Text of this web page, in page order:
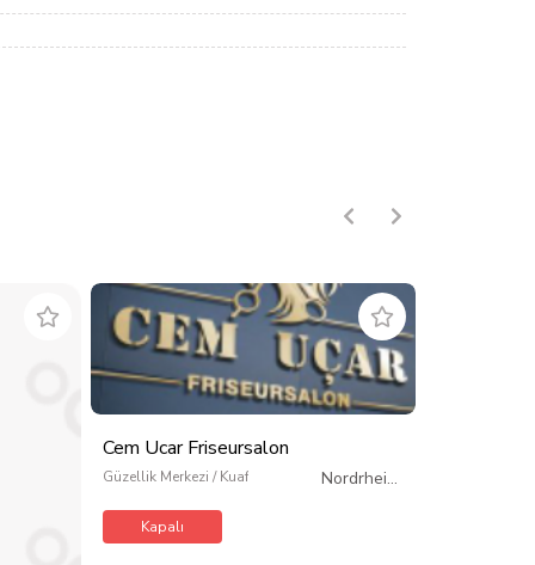
Cem Ucar Friseursalon
Güzellik Merkezi / Kuaför / Kişisel Bakım
Nordrhein-
Kapalı